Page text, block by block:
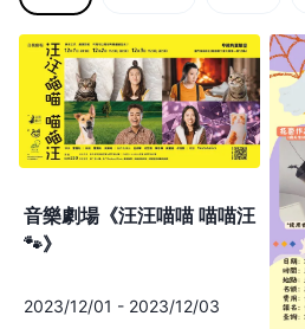
音樂劇場《汪汪喵喵 喵喵汪
🐾》
2023/12/01 - 2023/12/03